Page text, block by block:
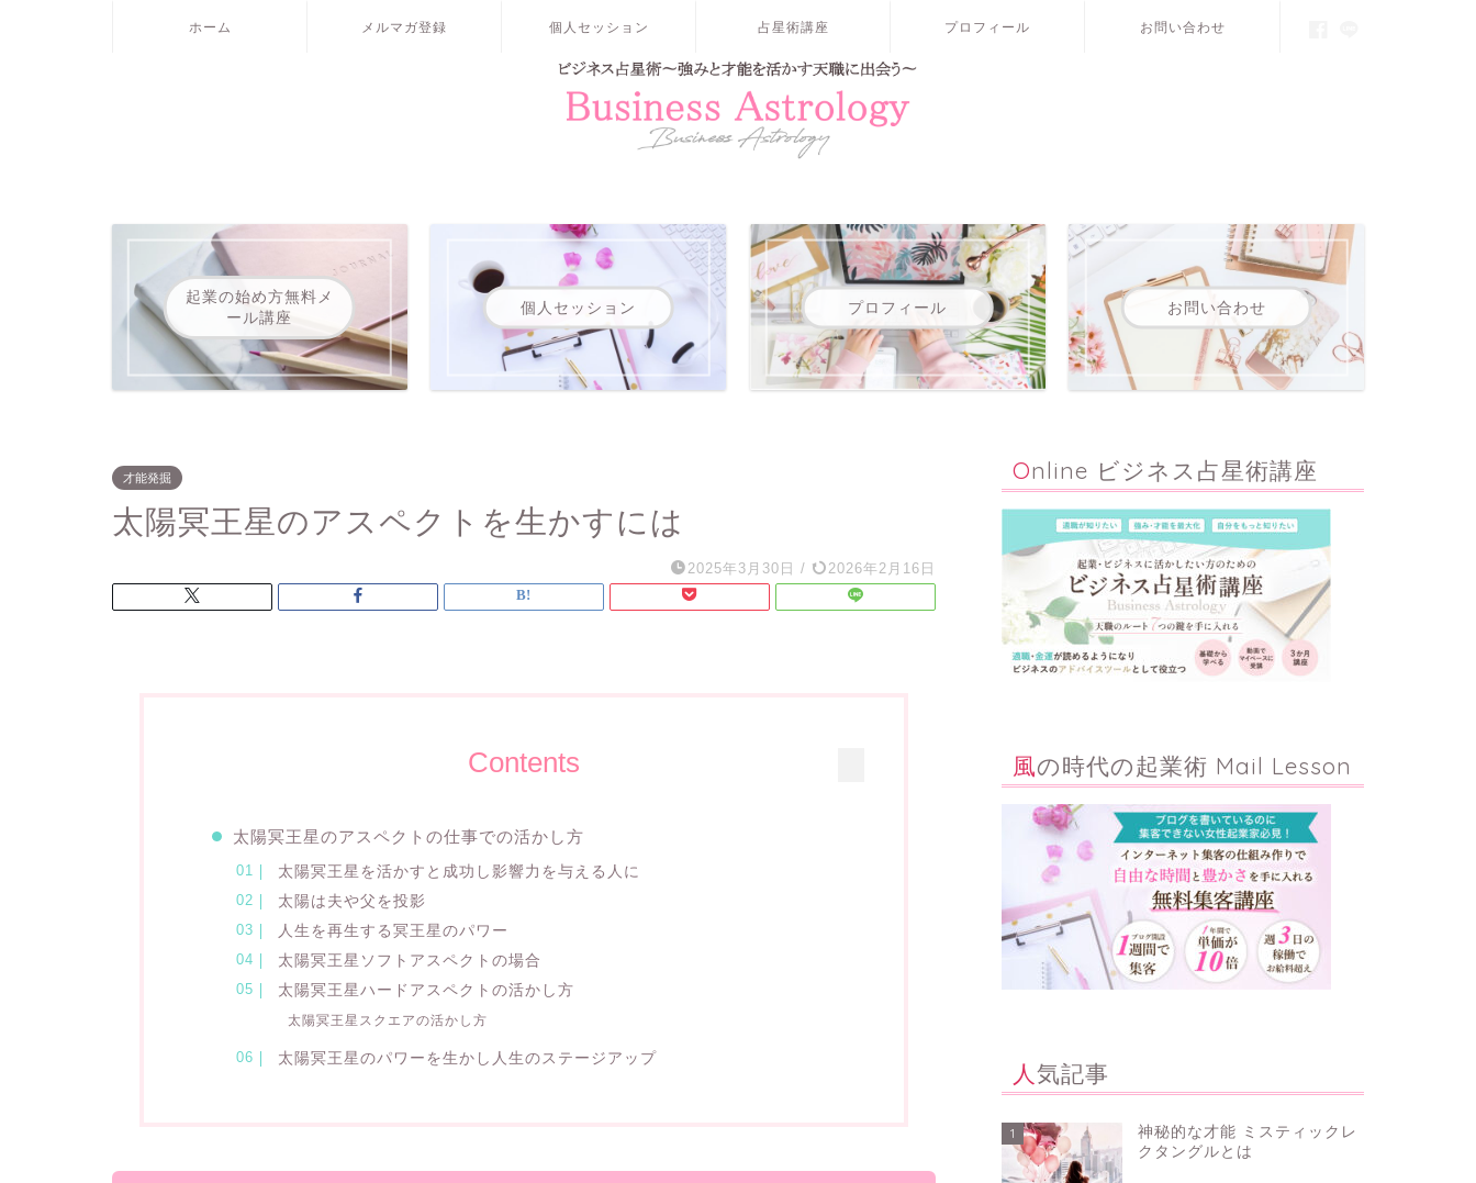
ホーム メルマガ登録 個人セッション 占星術講座 プロフィール お問い合わせ
起業の始め方無料メ
ール講座
個人セッション プロフィール お問い合わせ
才能発掘
太陽冥王星のアスペクトを生かすには
2025年3月30日 / 2026年2月16日
Contents
太陽冥王星のアスペクトの仕事での活かし方
太陽冥王星を活かすと成功し影響力を与える人に
太陽は夫や父を投影
人生を再生する冥王星のパワー
太陽冥王星ソフトアスペクトの場合
太陽冥王星ハードアスペクトの活かし方
太陽冥王星スクエアの活かし方
太陽冥王星のパワーを生かし人生のステージアップ
Online ビジネス占星術講座
風の時代の起業術 Mail Lesson
人気記事
1
神秘的な才能 ミスティックレ
クタングルとは